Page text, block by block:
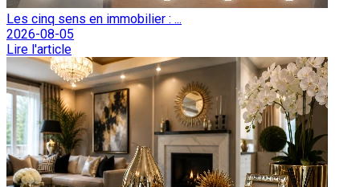
Les cinq sens en immobilier : ...
2026-08-05
Lire l'article